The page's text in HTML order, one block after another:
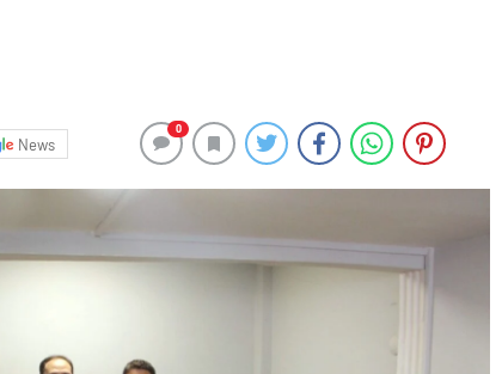
News
0